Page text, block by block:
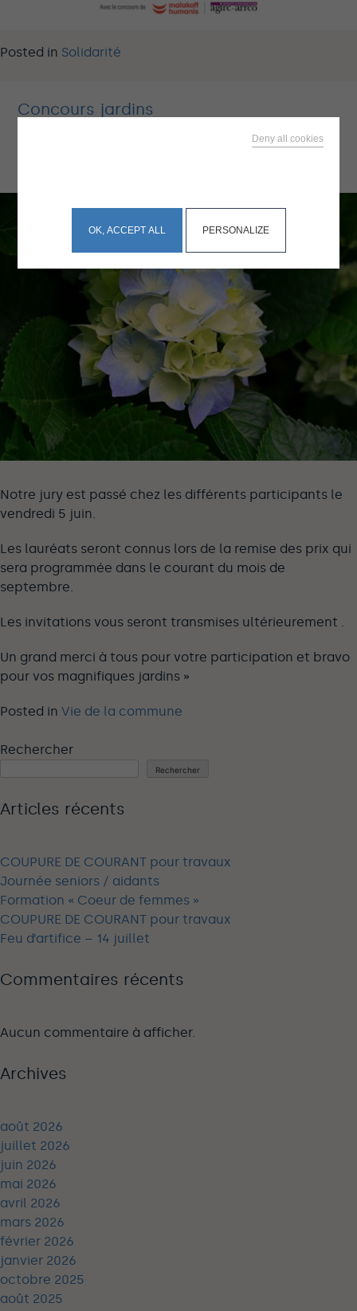
Posted in Solidarité
Concours jardins
Notre jury est passé chez les différents participants le
vendredi 5 juin.
Les lauréats seront connus lors de la remise des prix qui
sera programmée dans le courant du mois de
septembre.
Les invitations vous seront transmises ultérieurement .
Un grand merci à tous pour votre participation et bravo
pour vos magnifiques jardins »
Posted in Vie de la commune
Rechercher
Rechercher
Articles récents
COUPURE DE COURANT pour travaux
Journée seniors / aidants
Formation « Coeur de femmes »
COUPURE DE COURANT pour travaux
Feu d’artifice – 14 juillet
Commentaires récents
Aucun commentaire à afficher.
Archives
août 2026
juillet 2026
juin 2026
mai 2026
avril 2026
mars 2026
février 2026
janvier 2026
octobre 2025
août 2025
OK, ACCEPT ALL
Deny all cookies
PERSONALIZE